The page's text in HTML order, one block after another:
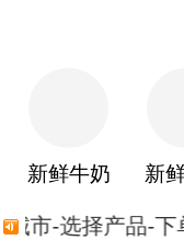
新鲜牛奶 新
市-选择产品-